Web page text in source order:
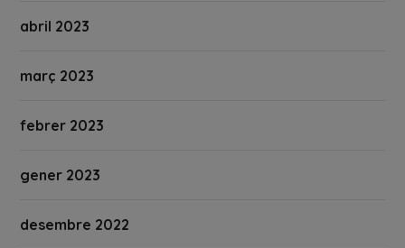
abril 2023
març 2023
febrer 2023
gener 2023
desembre 2022